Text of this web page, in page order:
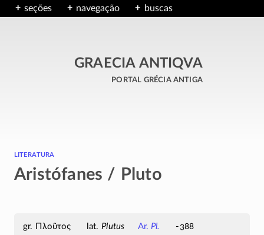
seções navegação buscas
GRAECIA ANTIQVA
portal grécia antiga
literatura
Aristófanes / Pluto
Πλοῦτος Plutus Ar. Pl. -388